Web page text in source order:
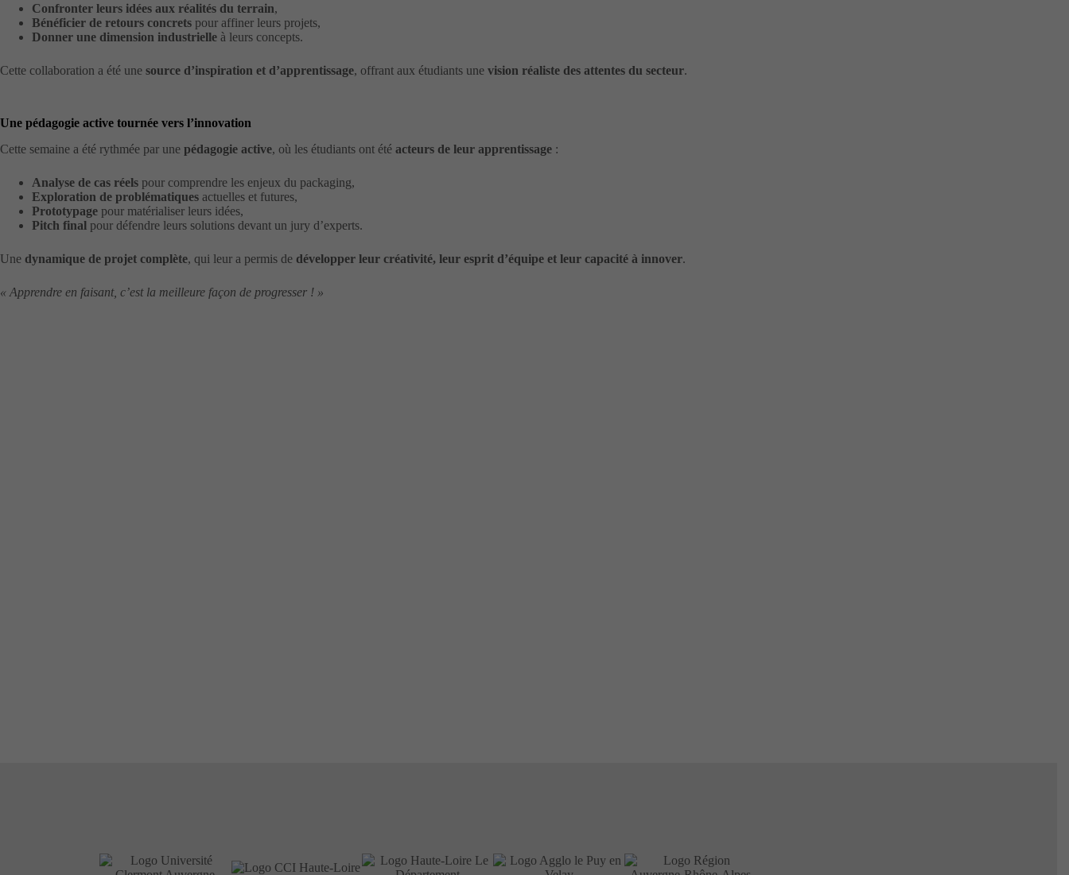
Confronter leurs idées aux réalités du terrain,
Bénéficier de retours concrets pour affiner leurs projets,
Donner une dimension industrielle à leurs concepts.
Cette collaboration a été une source d’inspiration et d’apprentissage, offrant aux étudiants une vision réaliste des attentes du secteur.
Une pédagogie active tournée vers l’innovation
Cette semaine a été rythmée par une pédagogie active, où les étudiants ont été acteurs de leur apprentissage :
Analyse de cas réels pour comprendre les enjeux du packaging,
Exploration de problématiques actuelles et futures,
Prototypage pour matérialiser leurs idées,
Pitch final pour défendre leurs solutions devant un jury d’experts.
Une dynamique de projet complète, qui leur a permis de développer leur créativité, leur esprit d’équipe et leur capacité à innover.
« Apprendre en faisant, c’est la meilleure façon de progresser ! »